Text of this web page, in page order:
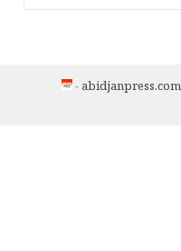
- abidjanpress.com